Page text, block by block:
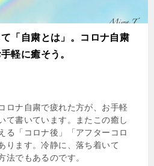
て「自粛とは」。コロナ自粛
軽に癒そう。
ロナ自粛で疲れた方が、お手軽
て書いています。またこの癒し
る「コロナ後」「アフターコロ
ります。冷静に、落ち着いて
法でもあるのです。